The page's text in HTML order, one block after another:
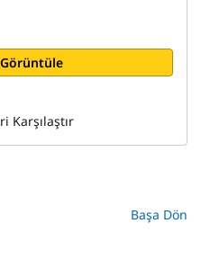
Görüntüle
Karşılaştır
Başa Dön